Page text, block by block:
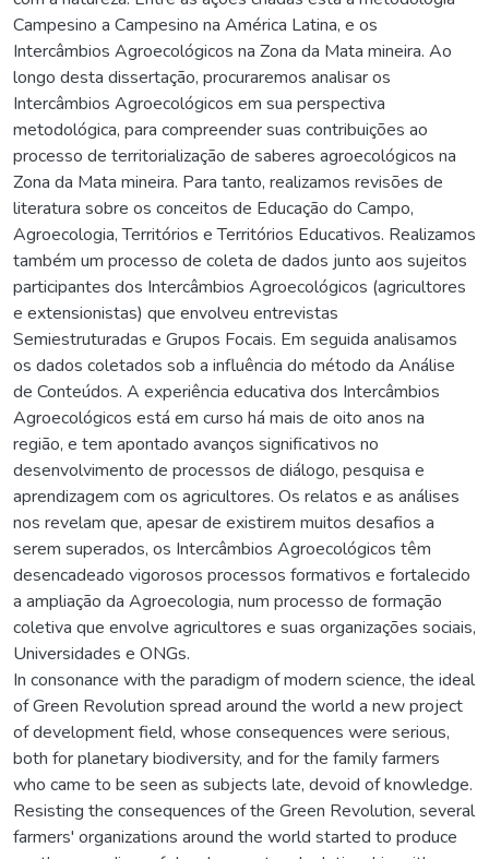
Campesino a Campesino na América Latina, e os
Intercâmbios Agroecológicos na Zona da Mata mineira. Ao
longo desta dissertação, procuraremos analisar os
Intercâmbios Agroecológicos em sua perspectiva
metodológica, para compreender suas contribuições ao
processo de territorialização de saberes agroecológicos na
Zona da Mata mineira. Para tanto, realizamos revisões de
literatura sobre os conceitos de Educação do Campo,
Agroecologia, Territórios e Territórios Educativos. Realizamos
também um processo de coleta de dados junto aos sujeitos
participantes dos Intercâmbios Agroecológicos (agricultores
e extensionistas) que envolveu entrevistas
Semiestruturadas e Grupos Focais. Em seguida analisamos
os dados coletados sob a influência do método da Análise
de Conteúdos. A experiência educativa dos Intercâmbios
Agroecológicos está em curso há mais de oito anos na
região, e tem apontado avanços significativos no
desenvolvimento de processos de diálogo, pesquisa e
aprendizagem com os agricultores. Os relatos e as análises
nos revelam que, apesar de existirem muitos desafios a
serem superados, os Intercâmbios Agroecológicos têm
desencadeado vigorosos processos formativos e fortalecido
a ampliação da Agroecologia, num processo de formação
coletiva que envolve agricultores e suas organizações sociais,
Universidades e ONGs.
In consonance with the paradigm of modern science, the ideal
of Green Revolution spread around the world a new project
of development field, whose consequences were serious,
both for planetary biodiversity, and for the family farmers
who came to be seen as subjects late, devoid of knowledge.
Resisting the consequences of the Green Revolution, several
farmers' organizations around the world started to produce